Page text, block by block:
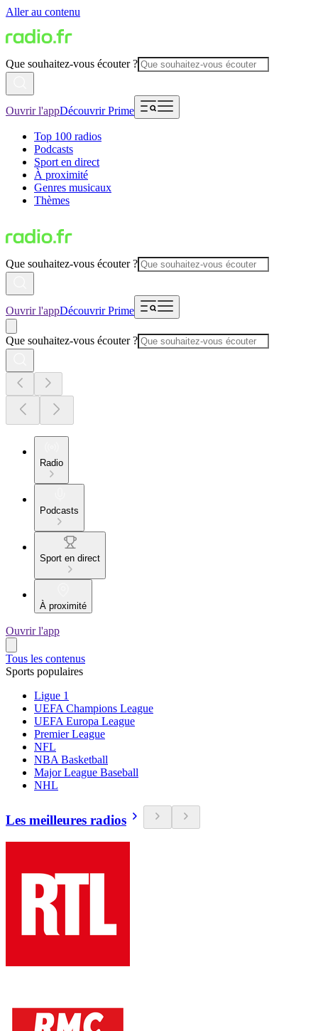
Aller au contenu
Que souhaitez-vous écouter ?
Ouvrir l'appDécouvrir Prime
Top 100 radios
Podcasts
Sport en direct
À proximité
Genres musicaux
Thèmes
Que souhaitez-vous écouter ?
Ouvrir l'appDécouvrir Prime
Que souhaitez-vous écouter ?
Radio
Podcasts
Sport en direct
À proximité
Ouvrir l'app
Tous les contenus
Sports populaires
Ligue 1
UEFA Champions League
UEFA Europa League
Premier League
NFL
NBA Basketball
Major League Baseball
NHL
Les meilleures radios